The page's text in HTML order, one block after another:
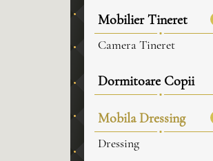
Mobilier Tineret
Camera Tineret
Dormitoare Copii
Mobila Dressing
Dressing